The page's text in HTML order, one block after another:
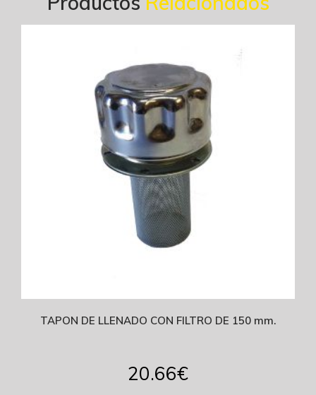
TAPON DE LLENADO CON FILTRO DE 150 mm.
20.66€